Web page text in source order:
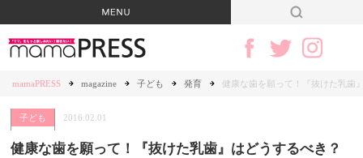
mamaPRESS magazine 子ども 発育 健康な歯を願って！『抜けた乳歯
子ども 2016.02.01
健康な歯を願って！『抜けた乳歯』はどうするべき？